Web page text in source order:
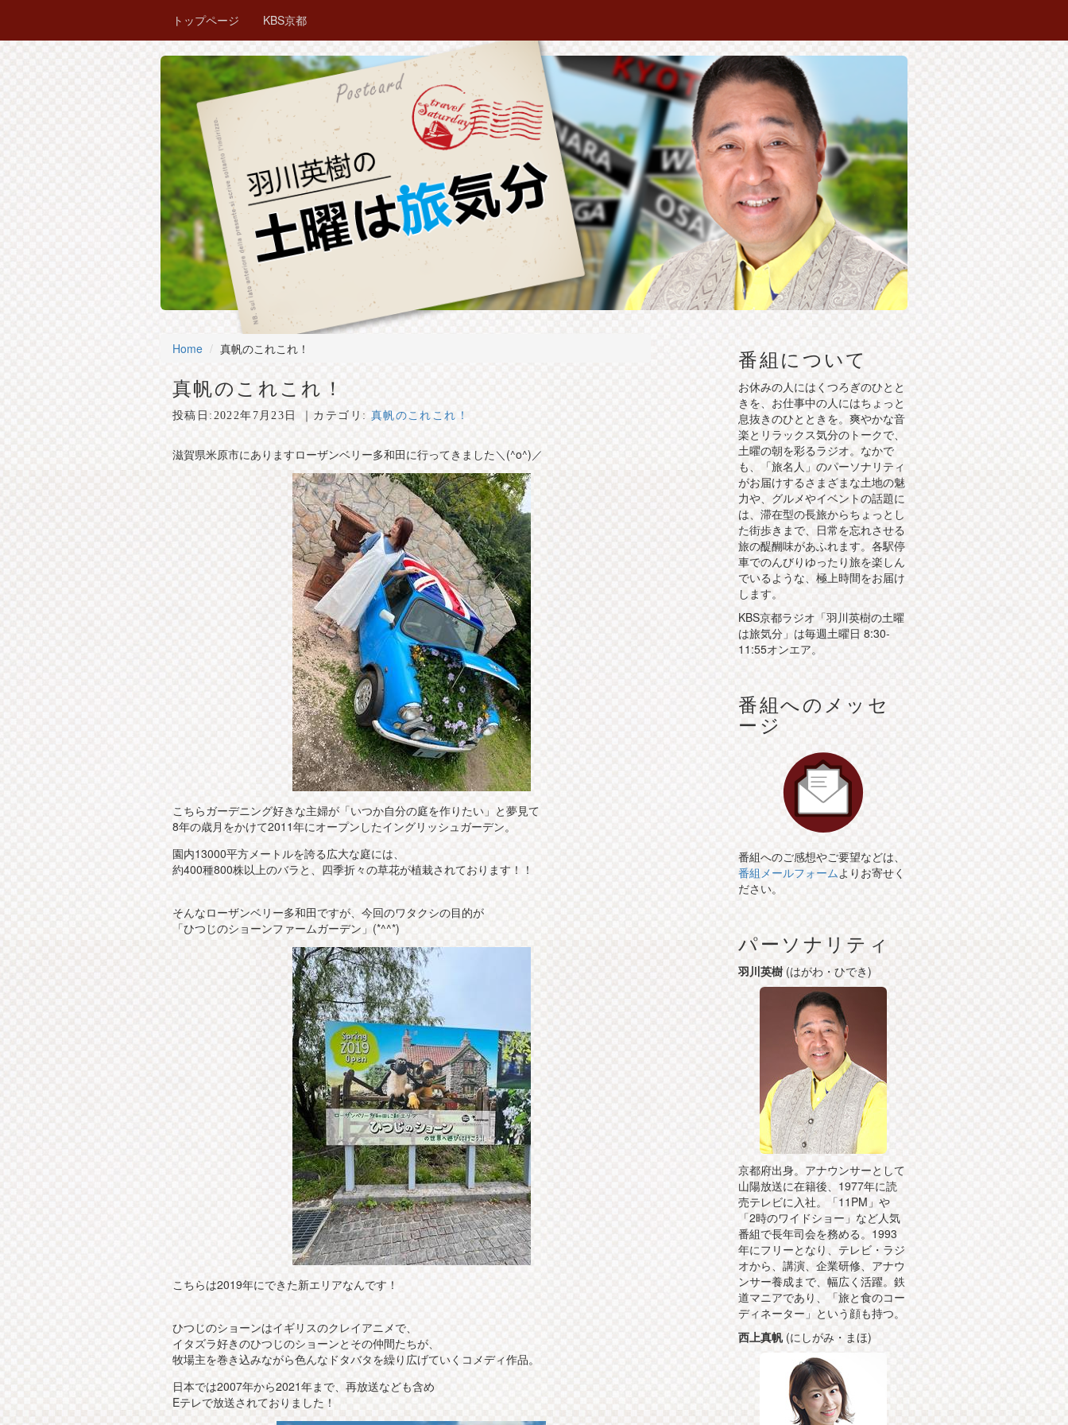
トップページ KBS京都
Home 真帆のこれこれ！
真帆のこれこれ！
投稿日: 2022年7月23日 ｜カテゴリ: 真帆のこれこれ！
滋賀県米原市にありますローザンベリー多和田に行ってきました＼(^o^)／
こちらガーデニング好きな主婦が「いつか自分の庭を作りたい」と夢見て
8年の歳月をかけて2011年にオープンしたイングリッシュガーデン。
園内13000平方メートルを誇る広大な庭には、
約400種800株以上のバラと、四季折々の草花が植栽されております！！
そんなローザンベリー多和田ですが、今回のワタクシの目的が
「ひつじのショーンファームガーデン」(*^^*)
こちらは2019年にできた新エリアなんです！
ひつじのショーンはイギリスのクレイアニメで、
イタズラ好きのひつじのショーンとその仲間たちが、
牧場主を巻き込みながら色んなドタバタを繰り広げていくコメディ作品。
日本では2007年から2021年まで、再放送なども含め
Eテレで放送されておりました！
番組について
お休みの人にはくつろぎのひとと
きを、お仕事中の人にはちょっと
息抜きのひとときを。爽やかな音
楽とリラックス気分のトークで、
土曜の朝を彩るラジオ。なかで
も、「旅名人」のパーソナリティ
がお届けするさまざまな土地の魅
力や、グルメやイベントの話題に
は、滞在型の長旅からちょっとし
た街歩きまで、日常を忘れさせる
旅の醍醐味があふれます。各駅停
車でのんびりゆったり旅を楽しん
でいるような、極上時間をお届け
します。
KBS京都ラジオ「羽川英樹の土曜
は旅気分」は毎週土曜日 8:30-
11:55オンエア。
番組へのメッセ
ージ
番組へのご感想やご要望などは、
番組メールフォームよりお寄せく
ださい。
パーソナリティ
羽川英樹(はがわ・ひでき)
京都府出身。アナウンサーとして
山陽放送に在籍後、1977年に読
売テレビに入社。「11PM」や
「2時のワイドショー」など人気
番組で長年司会を務める。1993
年にフリーとなり、テレビ・ラジ
オから、講演、企業研修、アナウ
ンサー養成まで、幅広く活躍。鉄
道マニアであり、「旅と食のコー
ディネーター」という顔も持つ。
西上真帆(にしがみ・まほ)